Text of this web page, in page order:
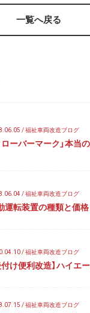
一覧へ戻る
/ 福祉車両改造ブログ
ローバーマーク」本当
/ 福祉車両改造ブログ
運転装置の種類と価格
/ 福祉車両改造ブログ
付け便利改造】ハイエ
/ 福祉車両改造ブログ